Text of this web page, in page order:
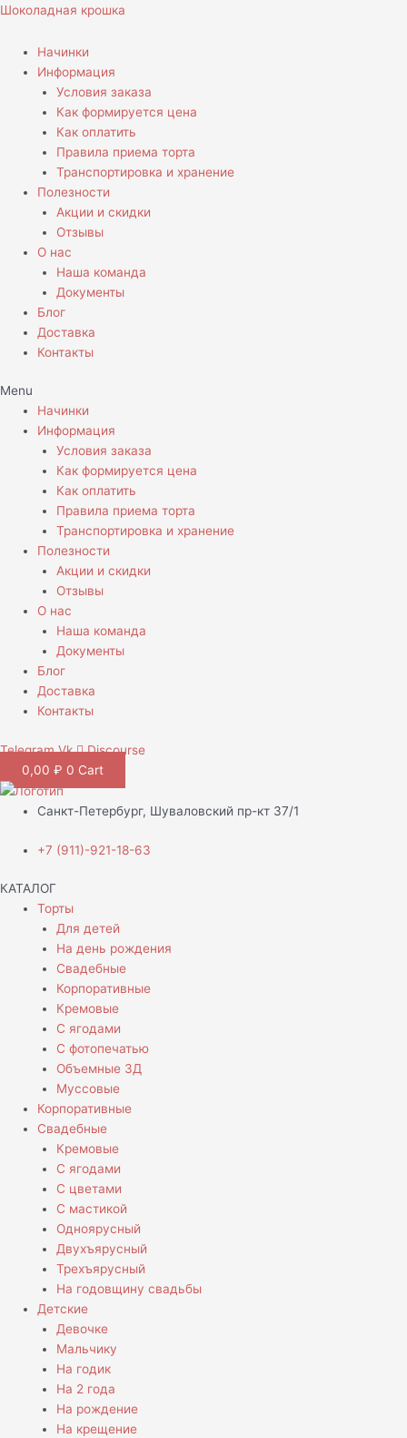
Перейти
содержимому
Шоколадная крошка
Начинки
Информация
Условия заказа
Как формируется цена
Как оплатить
Правила приема торта
Транспортировка и хранение
Полезности
Акции и скидки
Отзывы
О нас
Наша команда
Документы
Блог
Доставка
Контакты
Menu
Начинки
Информация
Условия заказа
Как формируется цена
Как оплатить
Правила приема торта
Транспортировка и хранение
Полезности
Акции и скидки
Отзывы
О нас
Наша команда
Документы
Блог
Доставка
Контакты
Telegram Vk
Discourse
0,00 ₽ 0 Cart
Санкт-Петербург, Шуваловский пр-кт 37/1
+7 (911)-921-18-63
КАТАЛОГ
Торты
Для детей
На день рождения
Свадебные
Корпоративные
Кремовые
С ягодами
С фотопечатью
Объемные 3Д
Муссовые
Корпоративные
Свадебные
Кремовые
С ягодами
С цветами
С мастикой
Одноярусный
Двухъярусный
Трехъярусный
На годовщину свадьбы
Детские
Девочке
Мальчику
На годик
На 2 года
На рождение
На крещение
Количество
Муссовый
торт
девочка
Венсдей